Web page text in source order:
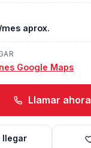
aprox.
Google Maps
Llamar ahora
llegar